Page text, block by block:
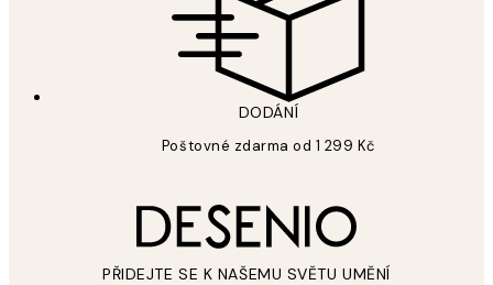
DODÁNÍ
Poštovné zdarma od 1 299 Kč
PŘIDEJTE SE K NAŠEMU SVĚTU UMĚNÍ